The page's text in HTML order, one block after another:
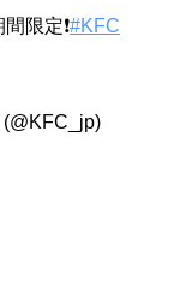
限定❗️#KFC